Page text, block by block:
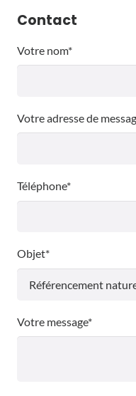
Contact
Votre nom*
Votre adresse de
Téléphone*
Objet*
Votre message*